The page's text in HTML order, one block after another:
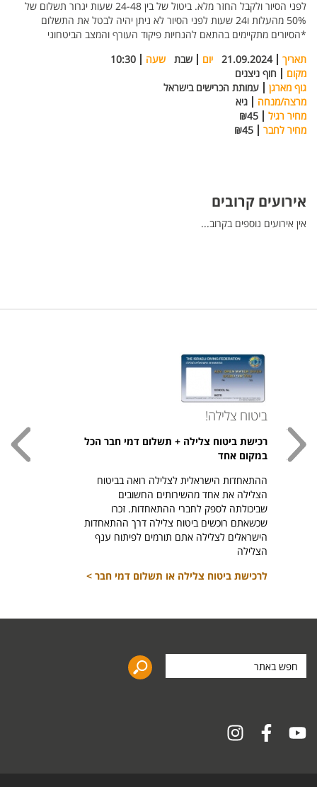
לפני הסיור ולקבל החזר מלא. ביטול של בין 24-48 שעות יגרור תשלום של
50% מהעלות ו24 שעות לפני הסיור לא ניתן יהיה לבטל את התשלום
*הסיורים מתקיימים בהתאם להנחיות פיקוד העורף והמצב הביטחוני
תאריך
21.09.2024 יום שבת שעה
10:30
מקום
חוף ניצנים
גוף מארגן
עמותת הכרישים בישראל
מרצה/מנחה
גיא
מחיר רגיל
₪45
מחיר לחבר
₪45
אירועים קרובים
אין אירועים נוספים בקרוב...
ביטוח צלילה!
רכישת ביטוח צלילה + תשלום דמי חבר הכל
במקום אחד
ההתאחדות הישראלית לצלילה רואה בביטוח
הצלילה את אחד מהשירותים החשובים
שביכולתה לספק לחברי ההתאחדות. זכרו
שכשאתם רוכשים ביטוח צלילה דרך ההתאחדות
הישראלים לצלילה אתם תורמים לפיתוח ענף
הצלילה
לרכישת ביטוח צלילה או תשלום דמי חבר >
באתר